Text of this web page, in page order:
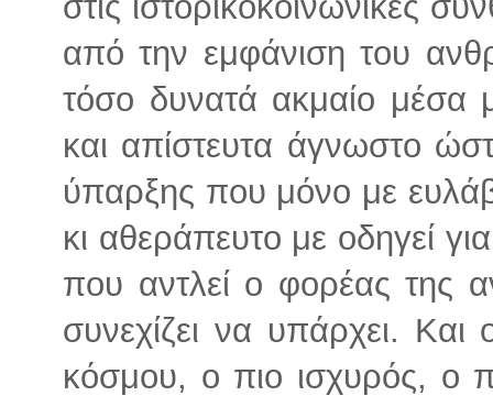
από την εμφάνιση του
τόσο δυνατά ακμαίο μέσα
και απίστευτα άγνωστο
ύπαρξης που μόνο με
κι αθεράπευτο με οδηγεί
που αντλεί ο φορέας της
συνεχίζει να υπάρχει.
κόσμου, ο πιο ισχυρός, ο